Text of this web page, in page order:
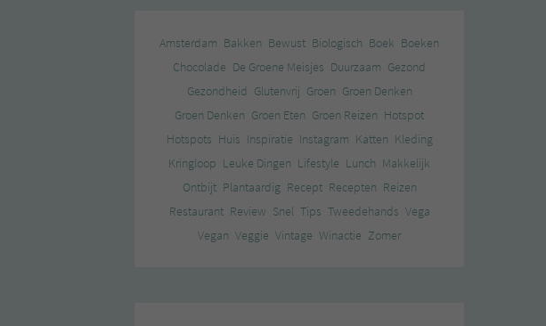
Amsterdam Bakken Bewust Biologisch Boek Boeken
Chocolade De Groene Meisjes Duurzaam Gezond
Gezondheid Glutenvrij Groen Groen Denken
Groen Denken Groen Eten Groen Reizen Hotspot
Hotspots Huis Inspiratie Instagram Katten Kleding
Kringloop Leuke Dingen Lifestyle Lunch Makkelijk
Ontbijt Plantaardig Recept Recepten Reizen
Restaurant Review Snel Tips Tweedehands Vega
Vegan Veggie Vintage Winactie Zomer